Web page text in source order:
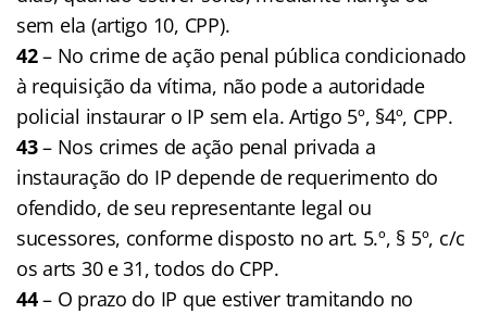
sem ela (artigo 10, CPP).
42– No crime de ação penal pública condicionado
à requisição da vítima, não pode a autoridade
policial instaurar o IP sem ela. Artigo 5º, §4º, CPP.
43– Nos crimes de ação penal privada a
instauração do IP depende de requerimento do
ofendido, de seu representante legal ou
sucessores, conforme disposto no art. 5.º, § 5º, c/c
os arts 30 e 31, todos do CPP.
44– O prazo do IP que estiver tramitando no